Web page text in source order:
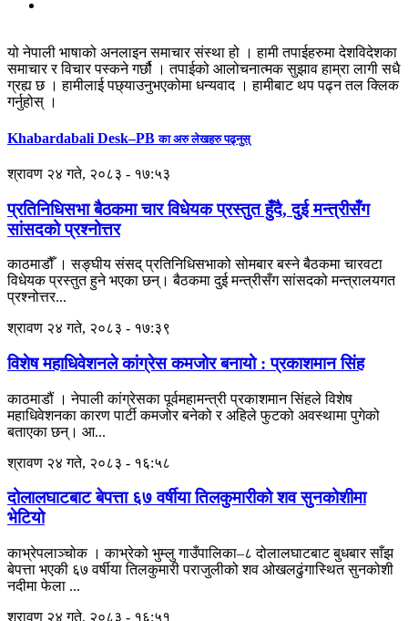
यो नेपाली भाषाको अनलाइन समाचार संस्था हो । हामी तपाईहरुमा देशविदेशका
समाचार र विचार पस्कने गर्छौ । तपाईको आलोचनात्मक सुझाव हाम्रा लागी सधै
ग्रह्य छ । हामीलाई पछ्याउनुभएकोमा धन्यवाद । हामीबाट थप पढ्न तल क्लिक
गर्नुहोस् ।
Khabardabali Desk–PBका अरु लेखहरु पढ्नुस्
श्रावण २४ गते, २०८३ - १७:५३
प्रतिनिधिसभा बैठकमा चार विधेयक प्रस्तुत हुँदै, दुई मन्त्रीसँग
सांसदको प्रश्नोत्तर
काठमाडौँ । सङ्घीय संसद् प्रतिनिधिसभाको सोमबार बस्ने बैठकमा चारवटा
विधेयक प्रस्तुत हुने भएका छन्। बैठकमा दुई मन्त्रीसँग सांसदको मन्त्रालयगत
प्रश्नोत्तर...
श्रावण २४ गते, २०८३ - १७:३९
विशेष महाधिवेशनले कांग्रेस कमजोर बनायो : प्रकाशमान सिंह
काठमाडौं । नेपाली कांग्रेसका पूर्वमहामन्त्री प्रकाशमान सिंहले विशेष
महाधिवेशनका कारण पार्टी कमजोर बनेको र अहिले फुटको अवस्थामा पुगेको
बताएका छन्। आ...
श्रावण २४ गते, २०८३ - १६:५८
दोलालघाटबाट बेपत्ता ६७ वर्षीया तिलकुमारीको शव सुनकोशीमा
भेटियो
काभ्रेपलाञ्चोक । काभ्रेको भुम्लु गाउँपालिका–८ दोलालघाटबाट बुधबार साँझ
बेपत्ता भएकी ६७ वर्षीया तिलकुमारी पराजुलीको शव ओखलढुंगास्थित सुनकोशी
नदीमा फेला ...
श्रावण २४ गते, २०८३ - १६:५१